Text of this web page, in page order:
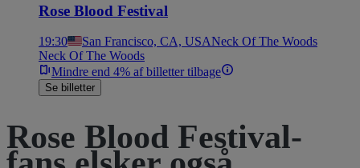
Rose Blood Festival
19:30 San Francisco, CA, USANeck Of The Woods
Neck Of The Woods
Mindre end 4% af billetter tilbage
Se billetter
Rose Blood Festival-